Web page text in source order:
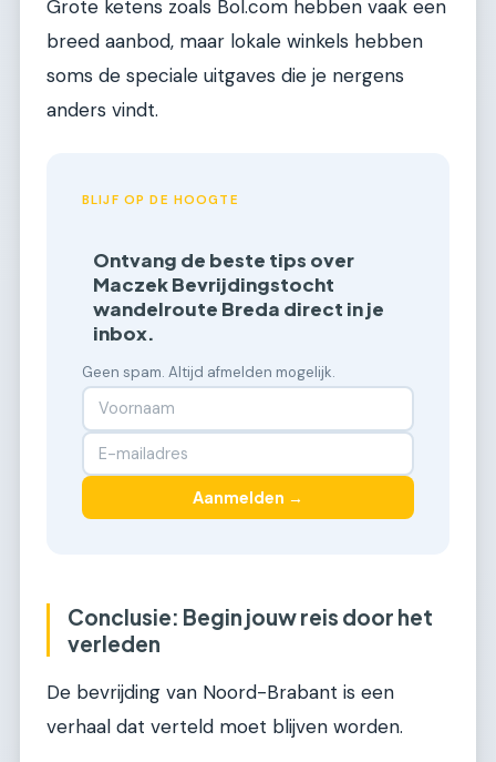
Grote ketens zoals Bol.com hebben vaak een
breed aanbod, maar lokale winkels hebben
soms de speciale uitgaves die je nergens
anders vindt.
BLIJF OP DE HOOGTE
Ontvang de beste tips over
Maczek Bevrijdingstocht
wandelroute Breda direct in je
inbox.
Geen spam. Altijd afmelden mogelijk.
Aanmelden →
Conclusie: Begin jouw reis door het
verleden
De bevrijding van Noord-Brabant is een
verhaal dat verteld moet blijven worden.